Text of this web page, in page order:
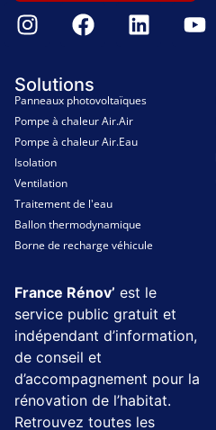
Solutions
Panneaux photovoltaïques
Pompe à chaleur Air.Air
Pompe à chaleur Air.Eau
Isolation
Ventilation
Traitement de l'eau
Ballon thermodynamique
Borne de recharge véhicule
France Rénov’ est le
service public gratuit et
indépendant d’information,
de conseil et
d’accompagnement pour la
rénovation de l’habitat.
Retrouvez toutes les